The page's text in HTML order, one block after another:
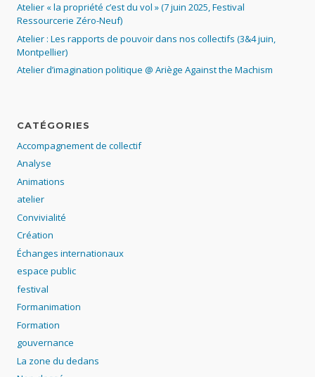
Atelier « la propriété c’est du vol » (7 juin 2025, Festival
Ressourcerie Zéro-Neuf)
Atelier : Les rapports de pouvoir dans nos collectifs (3&4 juin,
Montpellier)
Atelier d’imagination politique @ Ariège Against the Machism
CATÉGORIES
Accompagnement de collectif
Analyse
Animations
atelier
Convivialité
Création
Échanges internationaux
espace public
festival
Formanimation
Formation
gouvernance
La zone du dedans